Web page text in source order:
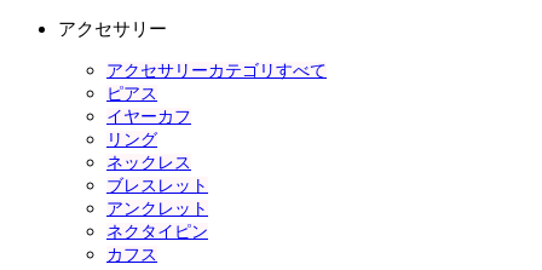
アクセサリー
アクセサリーカテゴリすべて
ピアス
イヤーカフ
リング
ネックレス
ブレスレット
アンクレット
ネクタイピン
カフス